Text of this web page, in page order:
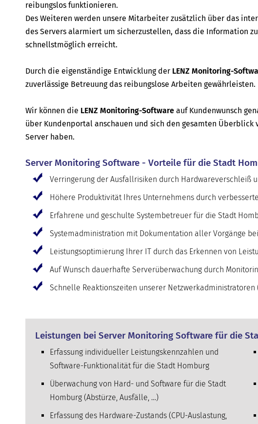
reibungslos funktionieren.
Des Weiteren werden unsere Mitarbeiter zusätzlich über das
des Servers alarmiert um sicherzustellen, dass die Information
schnellstmöglich erreicht.
Durch die eigenständige Entwicklung der LENZ Monitoring-
zuverlässige Betreuung das reibungslose Arbeiten gewährleisten.
Wir können die LENZ Monitoring-Software auf Kundenwunsch
über Kundenportal anschauen und sich den gesamten
Server haben.
Server Monitoring Software - Vorteile für die Stadt
Verringerung der Ausfallrisiken durch Hardwareverschleiß
Höhere Produktivität Ihres Unternehmens durch
Erfahrene und geschulte Systembetreuer für die Stadt
Systemadministration mit Dokumentation aller Vorgänge
Leistungsoptimierung Ihrer IT durch das Erkennen von
Auf Wunsch dauerhafte Serverüberwachung durch
Schnelle Reaktionszeiten unserer
Leistungen bei Server Monitoring Software für die
Erfassung individueller Leistungskennzahlen und
Software-Funktionalität für die Stadt Homburg
Überwachung von Hard- und Software für die Stadt
Homburg (Abstürze, Ausfälle, …)
Erfassung des Hardware-Zustands (CPU-Auslastung,